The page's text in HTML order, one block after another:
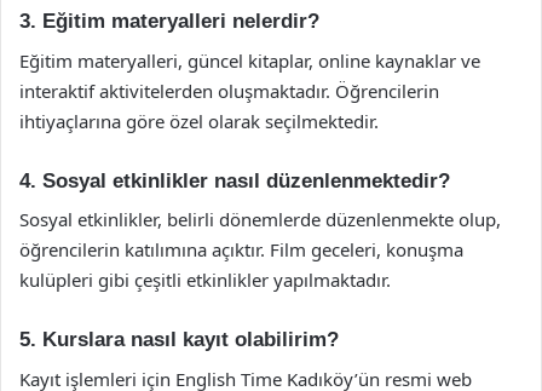
3. Eğitim materyalleri nelerdir?
Eğitim materyalleri, güncel kitaplar, online kaynaklar ve
interaktif aktivitelerden oluşmaktadır. Öğrencilerin
ihtiyaçlarına göre özel olarak seçilmektedir.
4. Sosyal etkinlikler nasıl düzenlenmektedir?
Sosyal etkinlikler, belirli dönemlerde düzenlenmekte olup,
öğrencilerin katılımına açıktır. Film geceleri, konuşma
kulüpleri gibi çeşitli etkinlikler yapılmaktadır.
5. Kurslara nasıl kayıt olabilirim?
Kayıt işlemleri için English Time Kadıköy’ün resmi web